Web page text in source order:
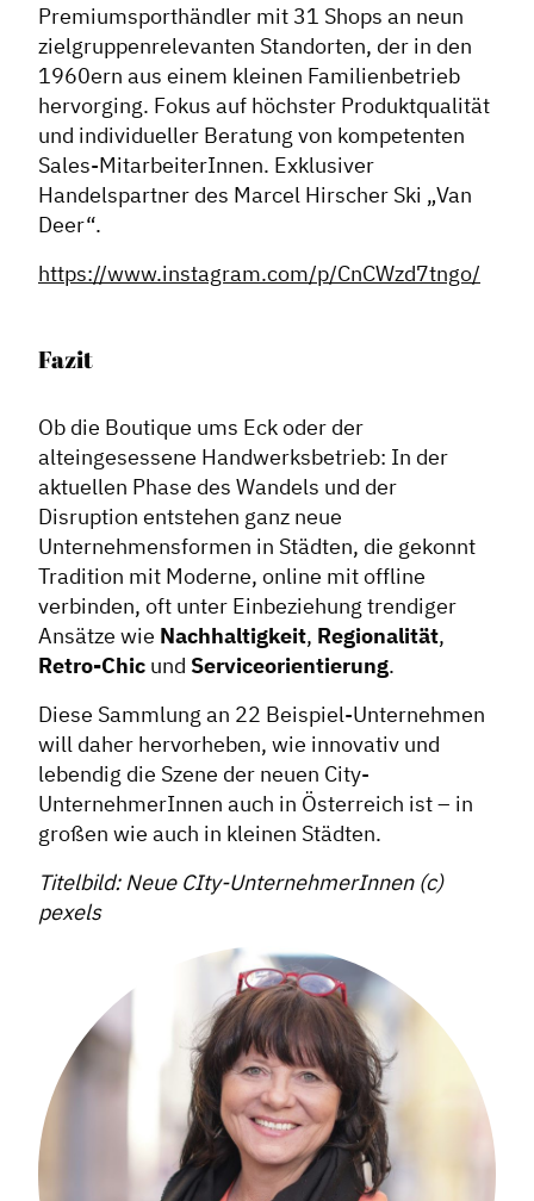
Premiumsporthändler mit 31 Shops an neun
zielgruppenrelevanten Standorten, der in den
1960ern aus einem kleinen Familienbetrieb
hervorging. Fokus auf höchster Produktqualität
und individueller Beratung von kompetenten
Sales-MitarbeiterInnen. Exklusiver
Handelspartner des Marcel Hirscher Ski „Van
Deer“.
https://www.instagram.com/p/CnCWzd7tngo/
Fazit
Ob die Boutique ums Eck oder der
alteingesessene Handwerksbetrieb: In der
aktuellen Phase des Wandels und der
Disruption entstehen ganz neue
Unternehmensformen in Städten, die gekonnt
Tradition mit Moderne, online mit offline
verbinden, oft unter Einbeziehung trendiger
Ansätze wie Nachhaltigkeit, Regionalität,
Retro-Chic und Serviceorientierung.
Diese Sammlung an 22 Beispiel-Unternehmen
will daher hervorheben, wie innovativ und
lebendig die Szene der neuen City-
UnternehmerInnen auch in Österreich ist – in
großen wie auch in kleinen Städten.
Titelbild: Neue CIty-UnternehmerInnen (c)
pexels